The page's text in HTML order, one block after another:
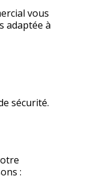
vous
adaptée à
sécurité.
: